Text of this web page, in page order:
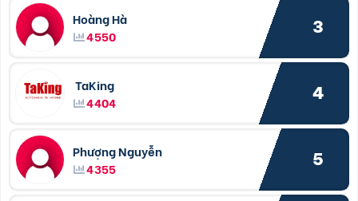
Hoàng Hà
4550
3
TaKing
4404
4
Phượng Nguyễn
4355
5